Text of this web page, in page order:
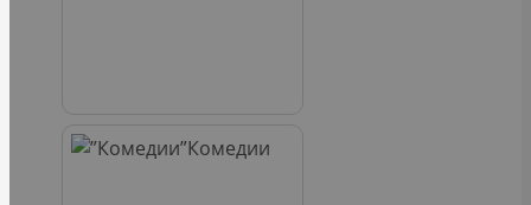
Комедии